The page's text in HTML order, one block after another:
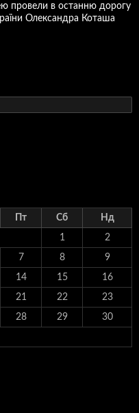
провели в останню дорогу
Олександра Коташа
Пт Сб Нд
1 2
7 8 9
14 15 16
21 22 23
28 29 30